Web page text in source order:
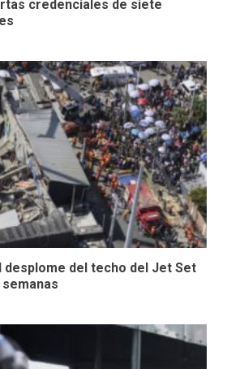
credenciales de siete
desplome del techo del Jet Set